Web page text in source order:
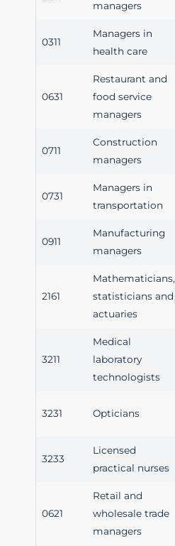
managers
0311
Managers in
health care
0631
Restaurant and
food service
managers
0711
Construction
managers
0731
Managers in
transportation
0911
Manufacturing
managers
2161
Mathematicians,
statisticians and
actuaries
3211
Medical
laboratory
technologists
3231 Opticians
3233
Licensed
practical nurses
0621
Retail and
wholesale trade
managers